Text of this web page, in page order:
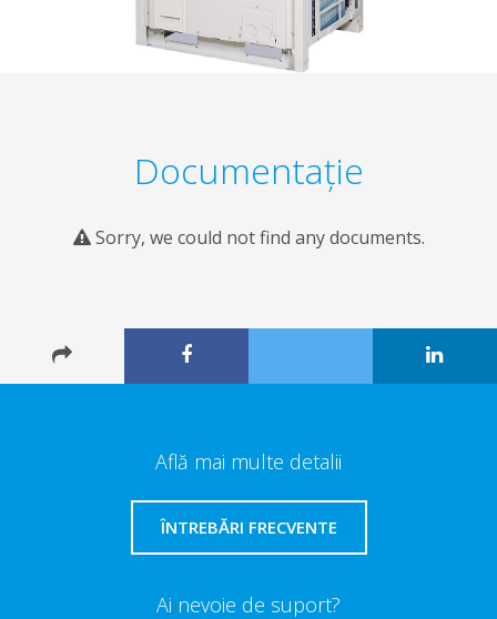
Documentaţie
Sorry, we could not find any documents.
Află mai multe detalii
ÎNTREBĂRI FRECVENTE
Ai nevoie de suport?